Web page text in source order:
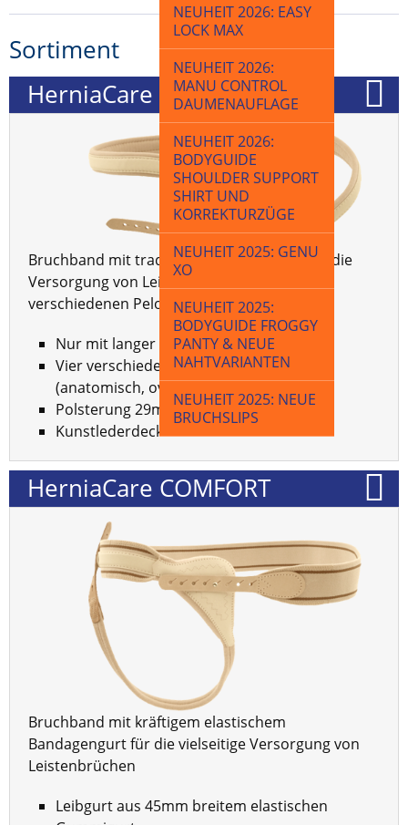
NEUHEIT 2026: EASY
LOCK MAX
NEUHEIT 2026:
MANU CONTROL
DAUMENAUFLAGE
NEUHEIT 2026:
BODYGUIDE
SHOULDER SUPPORT
SHIRT UND
KORREKTURZÜGE
NEUHEIT 2025: GENU
XO
NEUHEIT 2025:
BODYGUIDE FROGGY
PANTY & NEUE
NAHTVARIANTEN
NEUHEIT 2025: NEUE
BRUCHSLIPS
Sortiment
HerniaCare CLASSIC
Bruchband mit traditioneller Polsterung für die
Versorgung von Leistenbrüchen mit
verschiedenen Pelottenformen.
Nur mit langer Feder lieferbar
Vier verschiedene Pelottenformen
(anatomisch, oval, dreieckig und skrotal)
Polsterung 29mm breit
Kunstlederdeck
HerniaCare COMFORT
Bruchband mit kräftigem elastischem
Bandagengurt für die vielseitige Versorgung von
Leistenbrüchen
Leibgurt aus 45mm breitem elastischen